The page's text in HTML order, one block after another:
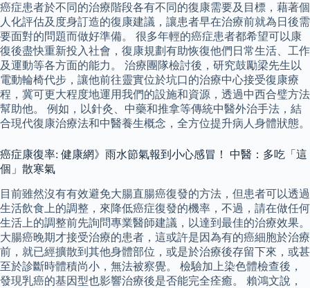
癌症患者於不同的治療階段各有不同的復康需要及目標，藉著個
人化評估及度身訂造的復康建議，讓患者早在治療前就為日後需
要面對的問題而做好準備。 很多年輕的癌症患者都希望可以康
復後盡快重新投入社會，復康規劃有助恢復他們日常生活、工作
及運動等各方面的能力。 治療團隊檢討後，研究鼓勵梁先生以
電動輪椅代步，讓他前往靈實位於坑口的治療中心接受復康療
程，冀可更大程度地運用我們的設施和資源，透過中西合璧方法
幫助他。 例如，以針灸、中藥和推拿等傳統中醫外治手法，結
合現代復康治療法和中醫養生概念，全方位提升病人身體狀態。
癌症康復率: 健康網》雨水節氣報到小心感冒！ 中醫：多吃「這
個」散寒氣
目前雖然沒有有效避免大腸直腸癌復發的方法，但患者可以透過
生活飲食上的調整，來降低癌症復發的機率，不過，請在做任何
生活上的調整前先詢問專業醫師建議，以達到最佳的治療效果。
大腸癌晚期才接受治療的患者，這或許是因為有的癌細胞於治療
前，就已經擴散到其他身體部位，或是於治療後存留下來，或甚
至於診斷時體積尚小，無法被察覺。 檢驗加上染色體檢查後，
發現乳癌的基因型也影響治療後是否能完全痊癒。 賴鴻文說，